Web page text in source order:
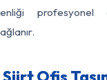
profesyonel